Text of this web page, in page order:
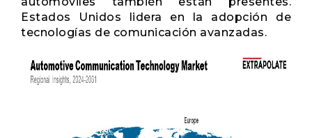
Estados Unidos lidera en la adopción de
tecnologías de comunicación avanzadas.